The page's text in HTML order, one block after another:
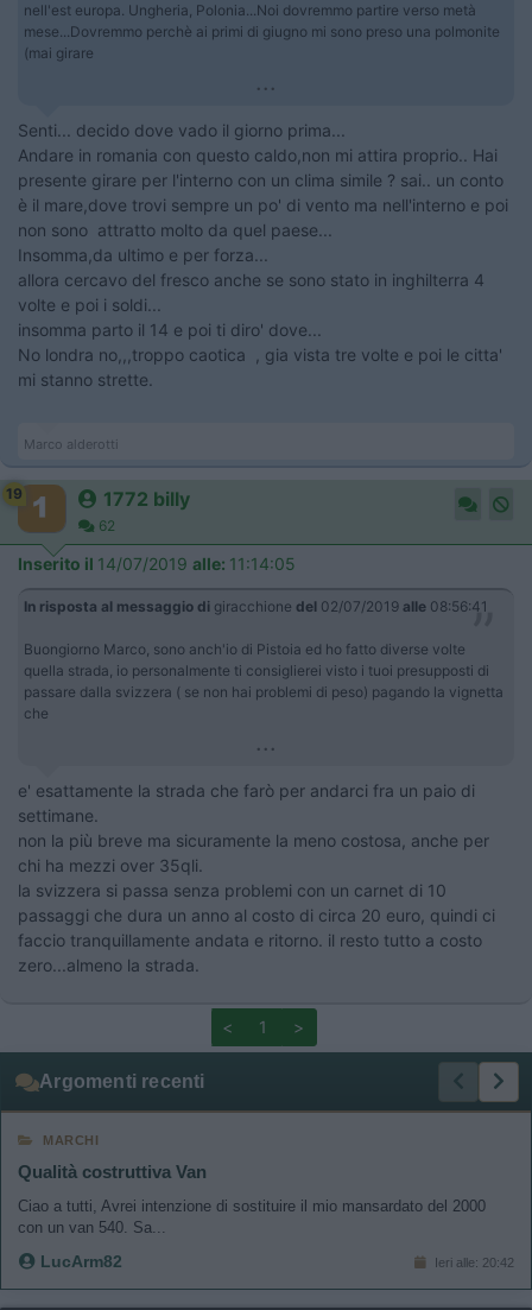
nell'est europa. Ungheria, Polonia...Noi dovremmo partire verso metà
mese...Dovremmo perchè ai primi di giugno mi sono preso una polmonite
(mai girare
...
Senti... decido dove vado il giorno prima...
Andare in romania con questo caldo,non mi attira proprio.. Hai
presente girare per l'interno con un clima simile ? sai.. un conto
è il mare,dove trovi sempre un po' di vento ma nell'interno e poi
non sono attratto molto da quel paese...
Insomma,da ultimo e per forza...
allora cercavo del fresco anche se sono stato in inghilterra 4
volte e poi i soldi...
insomma parto il 14 e poi ti diro' dove...
No londra no,,,troppo caotica , gia vista tre volte e poi le citta'
mi stanno strette.
Marco alderotti
19 1772 billy
62
Inserito il 14/07/2019 alle: 11:14:05
In risposta al messaggio di giracchione del 02/07/2019 alle 08:56:41
Buongiorno Marco, sono anch'io di Pistoia ed ho fatto diverse volte
quella strada, io personalmente ti consiglierei visto i tuoi presupposti di
passare dalla svizzera ( se non hai problemi di peso) pagando la vignetta
che
...
e' esattamente la strada che farò per andarci fra un paio di
settimane.
non la più breve ma sicuramente la meno costosa, anche per
chi ha mezzi over 35qli.
la svizzera si passa senza problemi con un carnet di 10
passaggi che dura un anno al costo di circa 20 euro, quindi ci
faccio tranquillamente andata e ritorno. il resto tutto a costo
zero...almeno la strada.
< 1 >
Argomenti recenti
MARCHI
Qualità costruttiva Van
Ciao a tutti, Avrei intenzione di sostituire il mio mansardato del 2000
con un van 540. Sa...
LucArm82 Ieri alle: 20:42